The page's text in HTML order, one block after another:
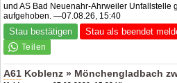
undAS Bad Neuenahr-Ahrweiler Unfallstelle
aufgehoben. —07.08.26, 15:40
Stau bestätigen Stau als beendet
A61 Koblenz » Mönchengladbach